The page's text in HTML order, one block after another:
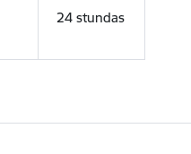
24 stundas